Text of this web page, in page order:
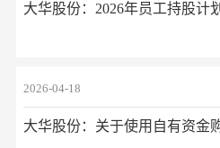
大华股份：2026年员工持股计
2026-04-18
大华股份：关于使用自有资金